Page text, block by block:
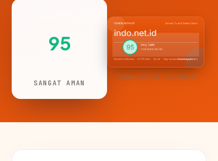
95
SANGAT AMAN
CemerlanTrust · indo.net.id